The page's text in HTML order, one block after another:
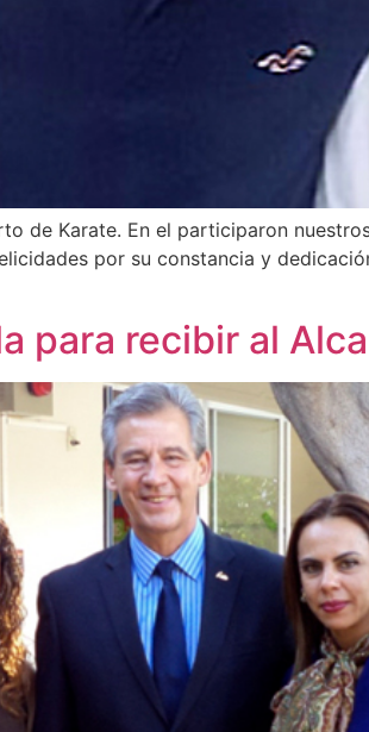
de Karate. En el participaron
por su constancia y
para recibir al